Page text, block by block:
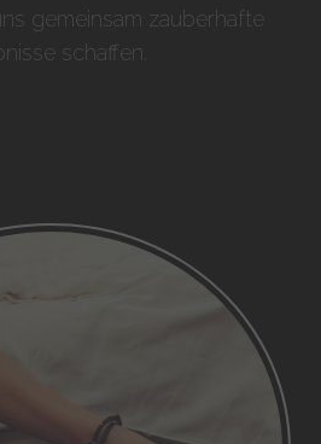
gemeinsam zauberhafte
schaffen.